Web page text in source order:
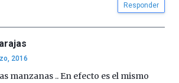
Responder
2016
manzanas .. En efecto es el mismo